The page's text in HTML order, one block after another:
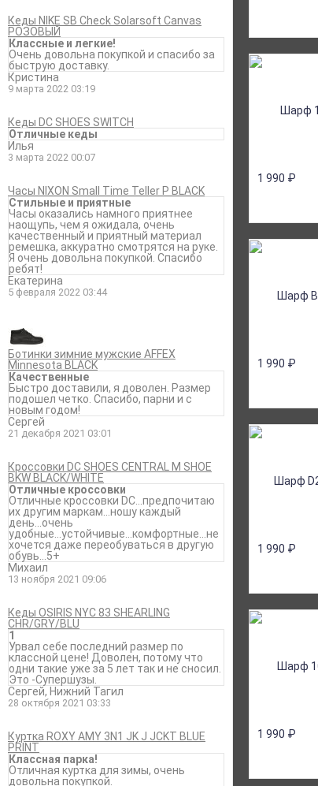
Кеды NIKE SB Check Solarsoft Canvas
РОЗОВЫЙ
Классные и легкие!
Очень довольна покупкой и спасибо за
быструю доставку.
Кристина
9 марта 2022 03:19
Кеды DC SHOES SWITCH
Отличные кеды
Илья
3 марта 2022 00:07
Часы NIXON Small Time Teller P BLACK
Стильные и приятные
Часы оказались намного приятнее
наощупь, чем я ожидала, очень
качественный и приятный материал
ремешка, аккуратно смотрятся на руке.
Я очень довольна покупкой. Спасибо
ребят!
Екатерина
5 февраля 2022 03:44
Ботинки зимние мужские AFFEX
Minnesota BLACK
Качественные
Быстро доставили, я доволен. Размер
подошел четко. Спасибо, парни и с
новым годом!
Сергей
21 декабря 2021 03:01
Кроссовки DC SHOES CENTRAL M SHOE
BKW BLACK/WHITE
Отличные кроссовки
Отличные кроссовки DC...предпочитаю
их другим маркам...ношу каждый
день...очень
удобные...устойчивые...комфортные...не
хочется даже переобуваться в другую
обувь...5+
Михаил
13 ноября 2021 09:06
Кеды OSIRIS NYC 83 SHEARLING
CHR/GRY/BLU
1
Урвал себе последний размер по
классной цене! Доволен, потому что
одни такие уже за 5 лет так и не сносил.
Это -Супершузы.
Сергей, Нижний Тагил
28 октября 2021 03:33
Куртка ROXY AMY 3N1 JK J JCKT BLUE
PRINT
Классная парка!
Отличная куртка для зимы, очень
довольна покупкой.
1 990 ₽
1 990 ₽
1 990 ₽
1 990 ₽